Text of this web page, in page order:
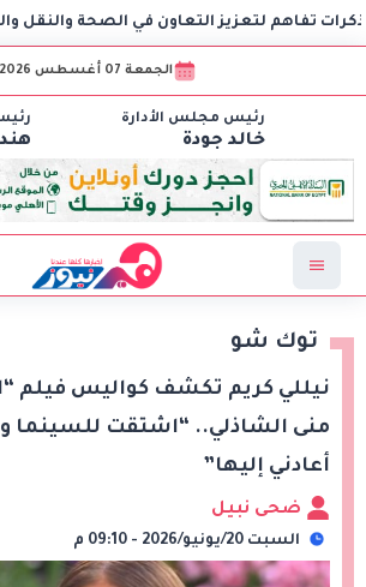
التعاون في الصحة والنقل والتعليم
الجمعة 07 أغسطس 2026
رئيس مجلس الأدارة
خالد جودة
توك شو
نيللي كريم تكشف كواليس فيلم
منى الشاذلي.. “اشتقت للسينما
أعادني إليها”
ضحى نبيل
السبت 20/يونيو/2026 - 09:10 م